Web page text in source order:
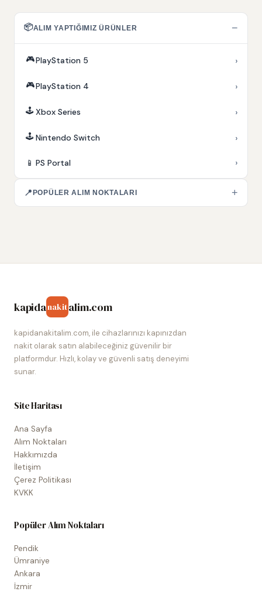
📦ALIM YAPTIĞIMIZ ÜRÜNLER −
🎮PlayStation 5 ›
🎮PlayStation 4 ›
🕹️ Xbox Series ›
🕹️ Nintendo Switch ›
📱 PS Portal ›
📍 POPÜLER ALIM NOKTALARI +
kapidanakitalim.com
kapidanakitalim.com, ile cihazlarınızı kapınızdan
nakit olarak satın alabileceğiniz güvenilir bir
platformdur. Hızlı, kolay ve güvenli satış deneyimi
sunar.
Site Haritası
Ana Sayfa
Alım Noktaları
Hakkımızda
İletişim
Çerez Politikası
KVKK
Popüler Alım Noktaları
Pendik
Ümraniye
Ankara
İzmir